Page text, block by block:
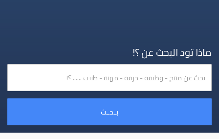
ماذا تود البحث عن ؟!
بـحـث